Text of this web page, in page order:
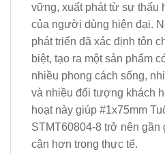
vững, xuất phát từ sự thấu
của người dùng hiện đại.
phát triển đã xác định tôn
biệt, tạo ra một sản phẩm
nhiều phong cách sống,
và nhiều đối tượng khách
hoạt này giúp #1x75mm
STMT60804-8 trở nên gần
cận hơn trong thực tế.